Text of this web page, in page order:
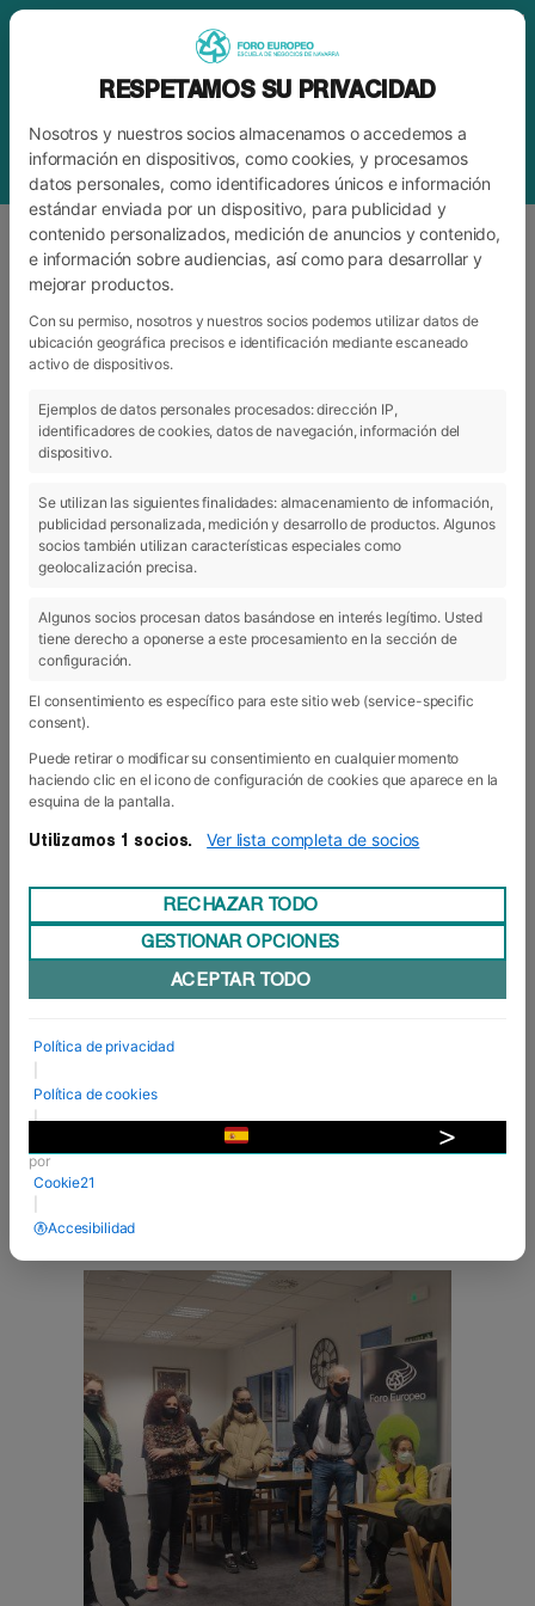
ETIQUETAPUERTAS ABIERTAS
09 Mar 2023
Nueva jornada presencial de Puertas
Abiertas en el centro
Europeo acogió la primera ??????? ?? ???????
experiencia muy gratificante, en la que el equipo
directivo y docente del centro pudo conocer a
nuevas generaciones de jóvenes con ganas de
RESPETAMOS SU PRIVACIDAD
Nosotros y nuestros socios almacenamos o accedemos a
información en dispositivos, como cookies, y procesamos
datos personales, como identificadores únicos e información
estándar enviada por un dispositivo, para publicidad y
contenido personalizados, medición de anuncios y contenido,
e información sobre audiencias, así como para desarrollar y
mejorar productos.
Con su permiso, nosotros y nuestros socios podemos utilizar datos de
ubicación geográfica precisos e identificación mediante escaneado
activo de dispositivos.
Ejemplos de datos personales procesados: dirección IP,
identificadores de cookies, datos de navegación, información del
dispositivo.
Se utilizan las siguientes finalidades: almacenamiento de información,
publicidad personalizada, medición y desarrollo de productos. Algunos
socios también utilizan características especiales como
geolocalización precisa.
Algunos socios procesan datos basándose en interés legítimo. Usted
tiene derecho a oponerse a este procesamiento en la sección de
configuración.
El consentimiento es específico para este sitio web (service-specific
consent).
Puede retirar o modificar su consentimiento en cualquier momento
haciendo clic en el icono de configuración de cookies que aparece en la
esquina de la pantalla.
Utilizamos 1 socios. Ver lista completa de socios
RECHAZAR TODO
GESTIONAR OPCIONES
ACEPTAR TODO
Política de privacidad
Política de cookies
|
por
Cookie21
Accesibilidad